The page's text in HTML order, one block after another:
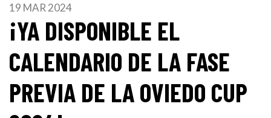
19 MAR 2024
¡YA DISPONIBLE EL
CALENDARIO DE LA FASE
PREVIA DE LA OVIEDO CUP